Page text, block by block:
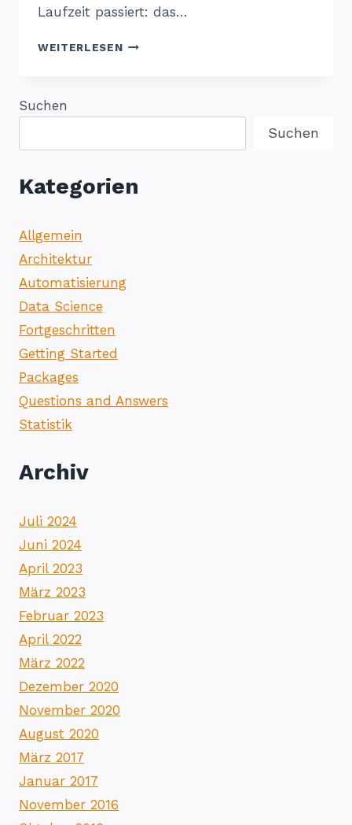
Laufzeit passiert: das…
WEITERLESENFEHLERSUCHE
Suchen
Suchen
Kategorien
Allgemein
Architektur
Automatisierung
Data Science
Fortgeschritten
Getting Started
Packages
Questions and Answers
Statistik
Archiv
Juli 2024
Juni 2024
April 2023
März 2023
Februar 2023
April 2022
März 2022
Dezember 2020
November 2020
August 2020
März 2017
Januar 2017
November 2016